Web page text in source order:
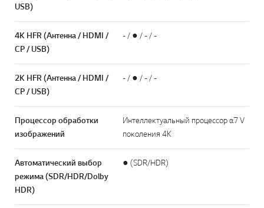
USB)
4K HFR (Антенна / HDMI /
CP / USB)
- / ● / - / -
2K HFR (Антенна / HDMI /
CP / USB)
- / ● / - / -
Процессор обработки
изображений
Интеллектуальный процессор α7 V
поколения 4K
Автоматический выбор
режима (SDR/HDR/Dolby
HDR)
● (SDR/HDR)